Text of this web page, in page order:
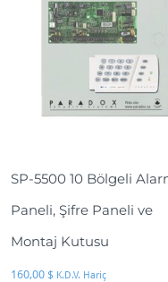
SP-5500 10 Bölgeli
Paneli, Şifre Paneli ve
Montaj Kutusu
160,00 $ K.D.V. Hariç